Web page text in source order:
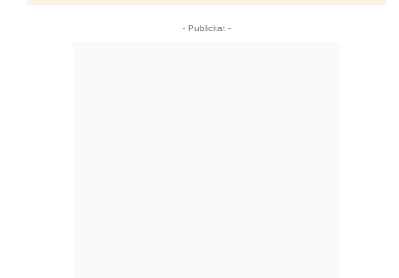
- Publicitat -